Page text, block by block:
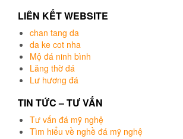
LIÊN KẾT WEBSITE
chan tang da
da ke cot nha
Mộ đá ninh bình
Lăng thờ đá
Lư hương đá
TIN TỨC – TƯ VẤN
Tư vấn đá mỹ nghệ
Tìm hiểu về nghề đá mỹ nghệ